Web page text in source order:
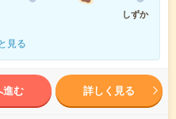
しずか
見る
進む 詳しく見る